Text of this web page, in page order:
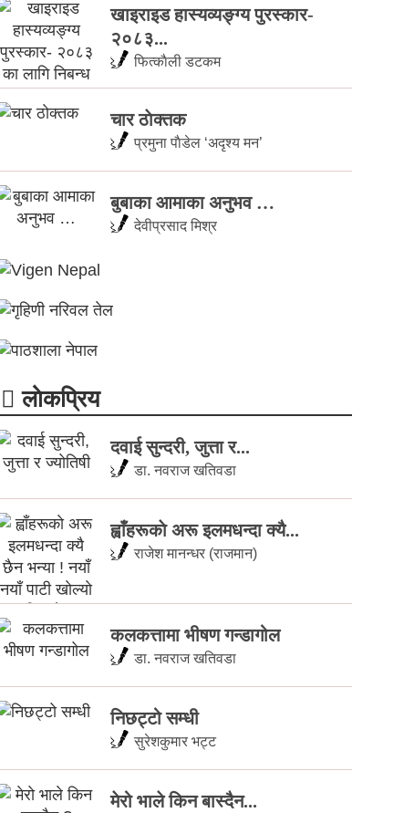
खाइराइड हास्यव्यङ्ग्य पुरस्कार-
२०८३...
फित्काैली डटकम
चार ठाेक्तक
प्रमुना पाैडेल ‘अदृश्य मन’
बुबाका आमाका अनुभव …
देवीप्रसाद मिश्र
लाेकप्रिय
दवाई सुन्दरी, जुत्ता र...
डा. नवराज खतिवडा
ह्वाँहरूकाे अरू इलमधन्दा क्यै...
राजेश मानन्धर (राजमान)
कलकत्तामा भीषण गन्डागोल
डा. नवराज खतिवडा
निछट्टो सम्धी
सुरेशकुमार भट्ट
मेरो भाले किन बास्दैन...